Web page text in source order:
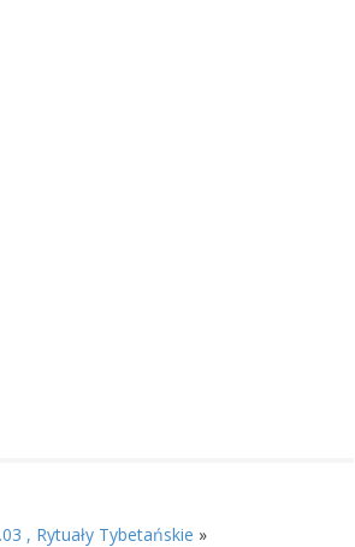
, Rytuały Tybetańskie »